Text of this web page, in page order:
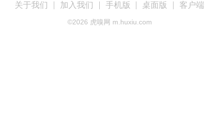
关于我们 加入我们 手机版 桌面版 客户端
©2026 虎嗅网 m.huxiu.com